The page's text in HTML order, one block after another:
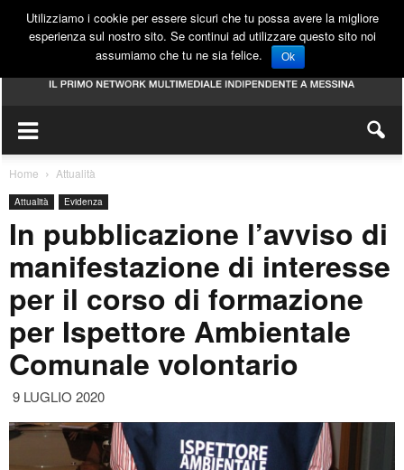
Home Attualità
Attualità Evidenza
In pubblicazione l’avviso di
manifestazione di interesse
per il corso di formazione
per Ispettore Ambientale
Comunale volontario
9 LUGLIO 2020
Utilizziamo i cookie per essere sicuri che tu possa avere la migliore
esperienza sul nostro sito. Se continui ad utilizzare questo sito noi
assumiamo che tu ne sia felice.
Ok